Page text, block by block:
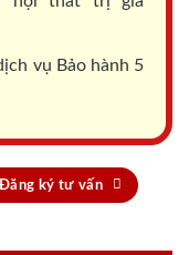
vụ Bảo hành 5
Đăng ký tư vấn